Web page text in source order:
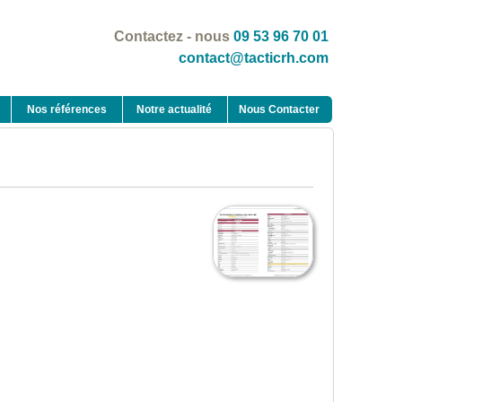
Contactez - nous 09 53 96 70 01
contact@tacticrh.com
Nos références Notre actualité Nous Contacter